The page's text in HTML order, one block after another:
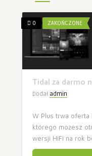
0 ZAKOŃCZONE
Tidal za darmo
Dodał admin
W Plus trwa oferta
którego możesz
wersji HiFi na rok